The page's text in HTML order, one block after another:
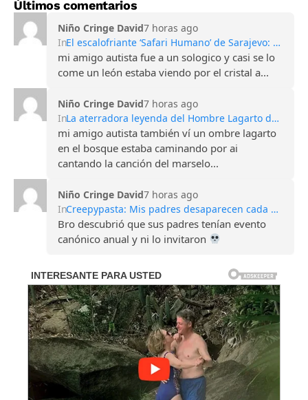
Últimos comentarios
Niño Cringe David7 horas ago
In
El escalofriante ‘Safari Humano’ de Sarajevo: Turismo de guerra y francotiradores
mi amigo autista fue a un sologico y casi se lo
come un león estaba viendo por el cristal a...
Niño Cringe David7 horas ago
In
La aterradora leyenda del Hombre Lagarto de Scape Ore
mi amigo autista también ví un ombre lagarto
en el bosque estaba caminando por ai
cantando la canción del marselo...
Niño Cringe David7 horas ago
In
Creepypasta: Mis padres desaparecen cada Halloween
Bro descubrió que sus padres tenían evento
canónico anual y ni lo invitaron